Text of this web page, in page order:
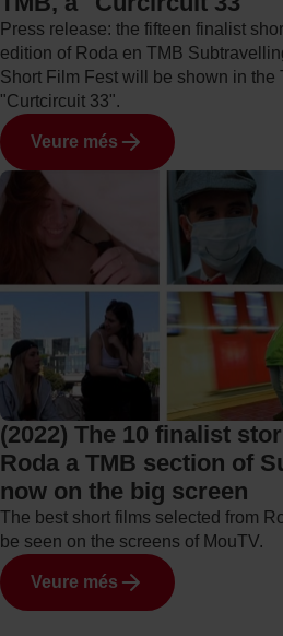
Press release: the fifteen finalist
edition of Roda en TMB
Short Film Fest will be shown in the
"Curtcircuit 33".
Veure més
(2022) The 10 finalist
Roda a TMB section of
now on the big screen
The best short films selected from
be seen on the screens of MouTV.
Veure més